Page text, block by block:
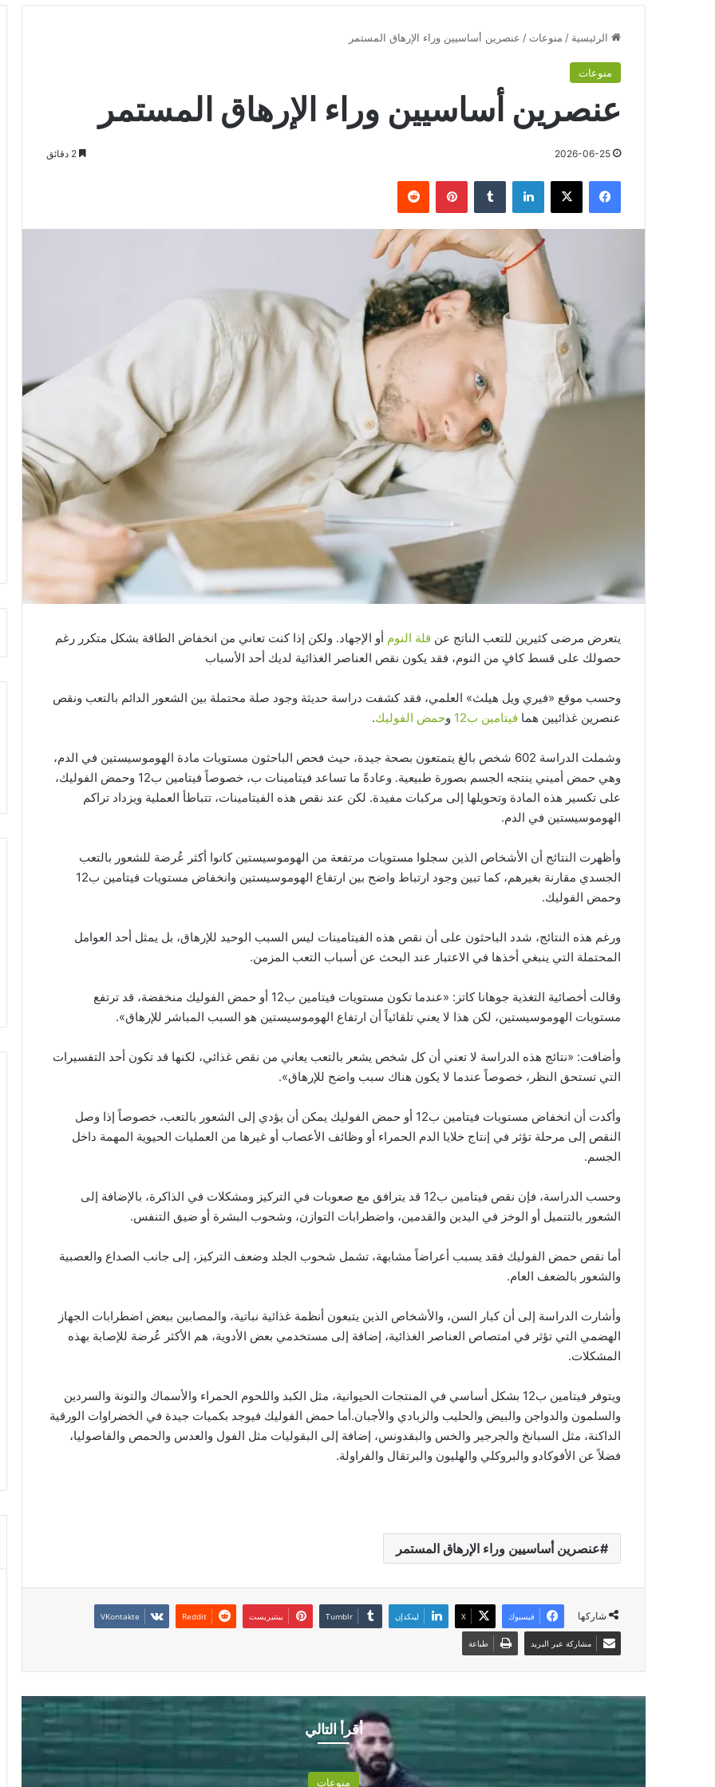
الرئيسية / منوعات / عنصرين أساسيين وراء الإرهاق المستمر
منوعات
عنصرين أساسيين وراء الإرهاق المستمر
2026-06-25
فيسبوك لينكدإن بينتيريست
يتعرض مرضى كثيرين للتعب الناتج عن قلة النوم أو الإجهاد. ولكن إذا كنت تعاني من انخفاض الطاقة بشكل متكرر رغم
حصولك على قسط كافٍ من النوم، فقد يكون نقص العناصر الغذائية لديك أحد الأسباب
وحسب موقع «فيري ويل هيلث» العلمي، فقد كشفت دراسة حديثة وجود صلة محتملة بين الشعور الدائم بالتعب ونقص
عنصرين غذائيين هما فيتامين ب12 وحمض الفوليك.
وشملت الدراسة 602 شخص بالغ يتمتعون بصحة جيدة، حيث فحص الباحثون مستويات مادة الهوموسيستين في الدم،
وهي حمض أميني ينتجه الجسم بصورة طبيعية. وعادةً ما تساعد فيتامينات ب، خصوصاً فيتامين ب12 وحمض الفوليك،
على تكسير هذه المادة وتحويلها إلى مركبات مفيدة. لكن عند نقص هذه الفيتامينات، تتباطأ العملية ويزداد تراكم
الهوموسيستين في الدم.
وأظهرت النتائج أن الأشخاص الذين سجلوا مستويات مرتفعة من الهوموسيستين كانوا أكثر عُرضة للشعور بالتعب
الجسدي مقارنة بغيرهم، كما تبين وجود ارتباط واضح بين ارتفاع الهوموسيستين وانخفاض مستويات فيتامين ب12
وحمض الفوليك.
ورغم هذه النتائج، شدد الباحثون على أن نقص هذه الفيتامينات ليس السبب الوحيد للإرهاق، بل يمثل أحد العوامل
المحتملة التي ينبغي أخذها في الاعتبار عند البحث عن أسباب التعب المزمن.
وقالت أخصائية التغذية جوهانا كاتز: «عندما تكون مستويات فيتامين ب12 أو حمض الفوليك منخفضة، قد ترتفع
مستويات الهوموسيستين، لكن هذا لا يعني تلقائياً أن ارتفاع الهوموسيستين هو السبب المباشر للإرهاق».
وأضافت: «نتائج هذه الدراسة لا تعني أن كل شخص يشعر بالتعب يعاني من نقص غذائي، لكنها قد تكون أحد التفسيرات
التي تستحق النظر، خصوصاً عندما لا يكون هناك سبب واضح للإرهاق».
وأكدت أن انخفاض مستويات فيتامين ب12 أو حمض الفوليك يمكن أن يؤدي إلى الشعور بالتعب، خصوصاً إذا وصل
النقص إلى مرحلة تؤثر في إنتاج خلايا الدم الحمراء أو وظائف الأعصاب أو غيرها من العمليات الحيوية المهمة داخل
الجسم.
وحسب الدراسة، فإن نقص فيتامين ب12 قد يترافق مع صعوبات في التركيز ومشكلات في الذاكرة، بالإضافة إلى
الشعور بالتنميل أو الوخز في اليدين والقدمين، واضطرابات التوازن، وشحوب البشرة أو ضيق التنفس.
أما نقص حمض الفوليك فقد يسبب أعراضاً مشابهة، تشمل شحوب الجلد وضعف التركيز، إلى جانب الصداع والعصبية
والشعور بالضعف العام.
وأشارت الدراسة إلى أن كبار السن، والأشخاص الذين يتبعون أنظمة غذائية نباتية، والمصابين ببعض اضطرابات الجهاز
الهضمي التي تؤثر في امتصاص العناصر الغذائية، إضافة إلى مستخدمي بعض الأدوية، هم الأكثر عُرضة للإصابة بهذه
المشكلات.
ويتوفر فيتامين ب12 بشكل أساسي في المنتجات الحيوانية، مثل الكبد واللحوم الحمراء والأسماك والتونة والسردين
والسلمون والدواجن والبيض والحليب والزبادي والأجبان.أما حمض الفوليك فيوجد بكميات جيدة في الخضراوات الورقية
الداكنة، مثل السبانخ والجرجير والخس والبقدونس، إضافة إلى البقوليات مثل الفول والعدس والحمص والفاصوليا،
فضلاً عن الأفوكادو والبروكلي والهليون والبرتقال والفراولة.
عنصرين أساسيين وراء الإرهاق المستمر
شاركها فيسبوك ‫X لينكدإن بينتيريست
مشاركة عبر البريد طباعة
أقرأ التالي
منوعات